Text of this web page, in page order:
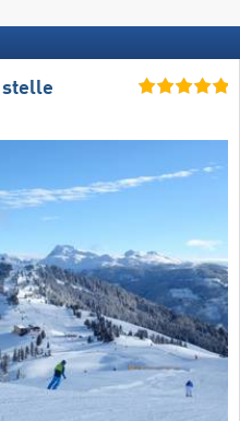
stelle